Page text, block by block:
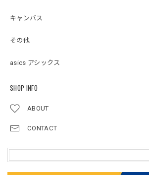
キャンバス
その他
asics アシックス
SHOP INFO
ABOUT
CONTACT